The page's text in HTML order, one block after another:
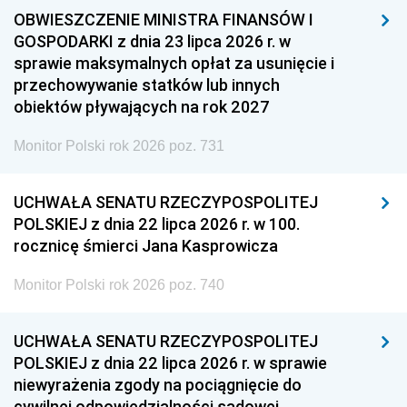
OBWIESZCZENIE MINISTRA FINANSÓW I
GOSPODARKI z dnia 23 lipca 2026 r. w
sprawie maksymalnych opłat za usunięcie i
przechowywanie statków lub innych
obiektów pływających na rok 2027
Monitor Polski rok 2026 poz. 731
UCHWAŁA SENATU RZECZYPOSPOLITEJ
POLSKIEJ z dnia 22 lipca 2026 r. w 100.
rocznicę śmierci Jana Kasprowicza
Monitor Polski rok 2026 poz. 740
UCHWAŁA SENATU RZECZYPOSPOLITEJ
POLSKIEJ z dnia 22 lipca 2026 r. w sprawie
niewyrażenia zgody na pociągnięcie do